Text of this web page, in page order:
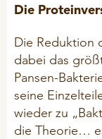
Die
Die Reduktion
dabei das
Pansen-
seine
wieder zu
die Theorie…